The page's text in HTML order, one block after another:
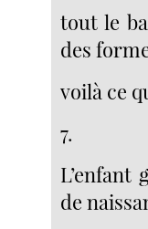
tout le
des
voilà ce
7.
de